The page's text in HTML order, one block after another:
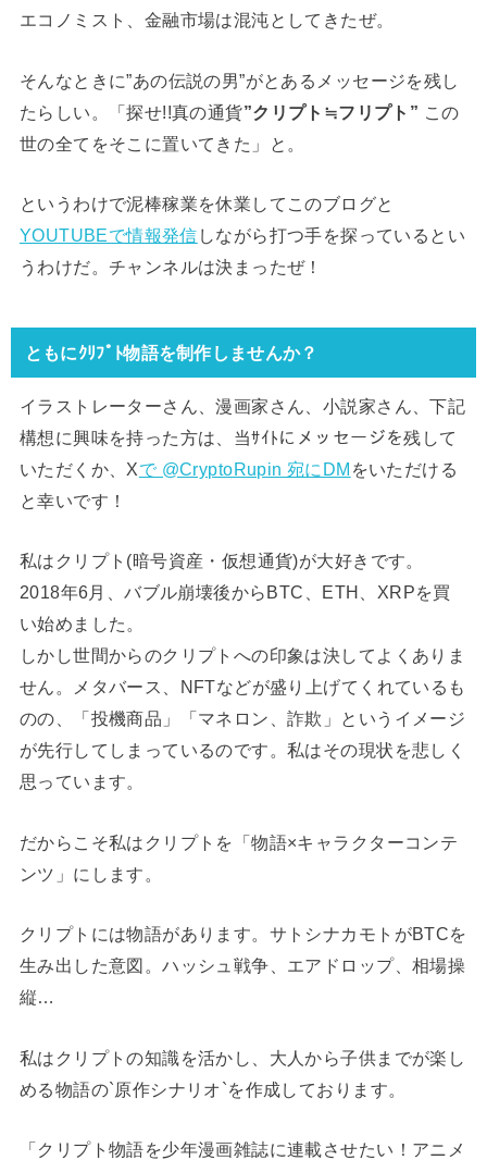
エコノミスト、金融市場は混沌としてきたぜ。
そんなときに”あの伝説の男”がとあるメッセージを残し
たらしい。「探せ!!真の通貨”クリプト≒フリプト” この
世の全てをそこに置いてきた」と。
というわけで泥棒稼業を休業してこのブログと
YOUTUBEで情報発信 しながら打つ手を探っているとい
うわけだ。チャンネルは決まったぜ！
ともにｸﾘﾌﾟﾄ物語を制作しませんか？
イラストレーターさん、漫画家さん、小説家さん、下記
構想に興味を持った方は、当ｻｲﾄにメッセージを残して
いただくか、Xで @CryptoRupin 宛にDM をいただける
と幸いです！
私はクリプト(暗号資産・仮想通貨)が大好きです。
2018年6月、バブル崩壊後からBTC、ETH、XRPを買
い始めました。
しかし世間からのクリプトへの印象は決してよくありま
せん。メタバース、NFTなどが盛り上げてくれているも
のの、「投機商品」「マネロン、詐欺」というイメージ
が先行してしまっているのです。私はその現状を悲しく
思っています。
だからこそ私はクリプトを「物語×キャラクターコンテ
ンツ」にします。
クリプトには物語があります。サトシナカモトがBTCを
生み出した意図。ハッシュ戦争、エアドロップ、相場操
縦…
私はクリプトの知識を活かし、大人から子供までが楽し
める物語の`原作シナリオ`を作成しております。
「クリプト物語を少年漫画雑誌に連載させたい！アニメ